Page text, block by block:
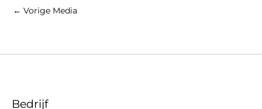
← Vorige Media
Bedrijf